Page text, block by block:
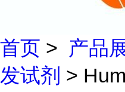
首页 > 产品
发试剂 >